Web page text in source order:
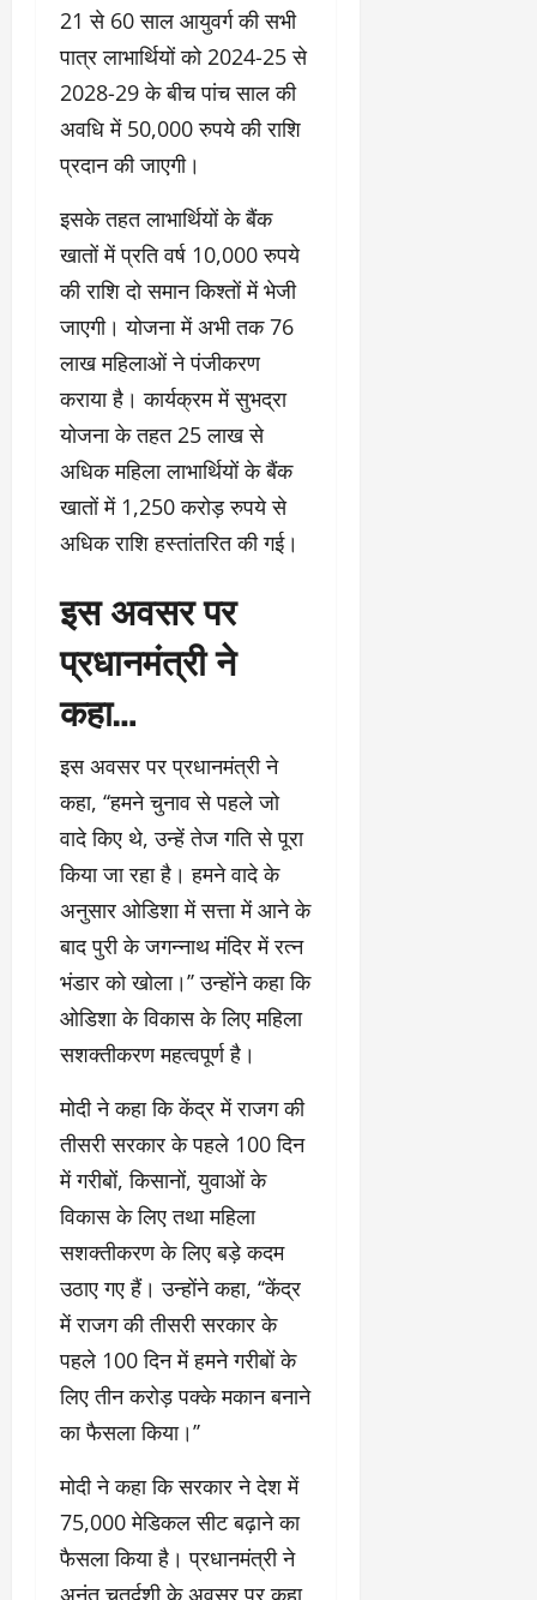
21 से 60 साल आयुवर्ग की सभी
पात्र लाभार्थियों को 2024-25 से
2028-29 के बीच पांच साल की
अवधि में 50,000 रुपये की राशि
प्रदान की जाएगी।
इसके तहत लाभार्थियों के बैंक
खातों में प्रति वर्ष 10,000 रुपये
की राशि दो समान किश्तों में भेजी
जाएगी। योजना में अभी तक 76
लाख महिलाओं ने पंजीकरण
कराया है। कार्यक्रम में सुभद्रा
योजना के तहत 25 लाख से
अधिक महिला लाभार्थियों के बैंक
खातों में 1,250 करोड़ रुपये से
अधिक राशि हस्तांतरित की गई।
इस अवसर पर
प्रधानमंत्री ने
कहा…
इस अवसर पर प्रधानमंत्री ने
कहा, ‘‘हमने चुनाव से पहले जो
वादे किए थे, उन्हें तेज गति से पूरा
किया जा रहा है। हमने वादे के
अनुसार ओडिशा में सत्ता में आने के
बाद पुरी के जगन्नाथ मंदिर में रत्न
भंडार को खोला।’’ उन्होंने कहा कि
ओडिशा के विकास के लिए महिला
सशक्तीकरण महत्वपूर्ण है।
मोदी ने कहा कि केंद्र में राजग की
तीसरी सरकार के पहले 100 दिन
में गरीबों, किसानों, युवाओं के
विकास के लिए तथा महिला
सशक्तीकरण के लिए बड़े कदम
उठाए गए हैं। उन्होंने कहा, ‘‘केंद्र
में राजग की तीसरी सरकार के
पहले 100 दिन में हमने गरीबों के
लिए तीन करोड़ पक्के मकान बनाने
का फैसला किया।’’
मोदी ने कहा कि सरकार ने देश में
75,000 मेडिकल सीट बढ़ाने का
फैसला किया है। प्रधानमंत्री ने
अनंत चतुर्दशी के अवसर पर कहा